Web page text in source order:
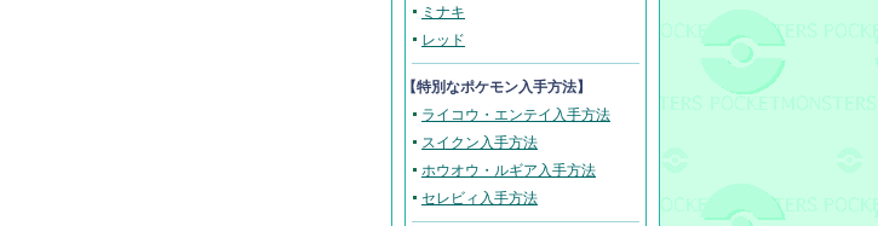
ミナキ
レッド
【特別なポケモン入手方法】
ライコウ・エンテイ入手方法
スイクン入手方法
ホウオウ・ルギア入手方法
セレビィ入手方法